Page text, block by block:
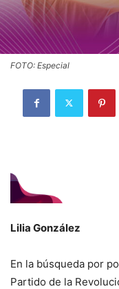
FOTO: Especial
Lilia González
En la búsqueda por
Partido de la